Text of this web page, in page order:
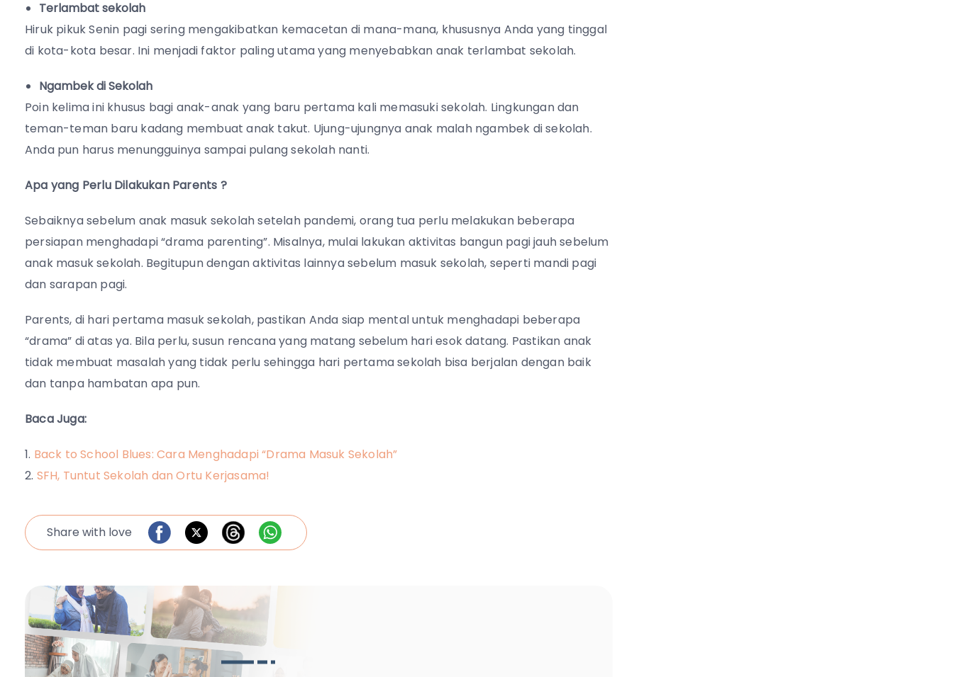
Terlambat sekolah
Hiruk pikuk Senin pagi sering mengakibatkan kemacetan di mana-mana, khususnya Anda yang tinggal
di kota-kota besar. Ini menjadi faktor paling utama yang menyebabkan anak terlambat sekolah.
Ngambek di Sekolah
Poin kelima ini khusus bagi anak-anak yang baru pertama kali memasuki sekolah. Lingkungan dan
teman-teman baru kadang membuat anak takut. Ujung-ujungnya anak malah ngambek di sekolah.
Anda pun harus menungguinya sampai pulang sekolah nanti.
Apa yang Perlu Dilakukan Parents ?
Sebaiknya sebelum anak masuk sekolah setelah pandemi, orang tua perlu melakukan beberapa
persiapan menghadapi “drama parenting”. Misalnya, mulai lakukan aktivitas bangun pagi jauh sebelum
anak masuk sekolah. Begitupun dengan aktivitas lainnya sebelum masuk sekolah, seperti mandi pagi
dan sarapan pagi.
Parents, di hari pertama masuk sekolah, pastikan Anda siap mental untuk menghadapi beberapa
“drama” di atas ya. Bila perlu, susun rencana yang matang sebelum hari esok datang. Pastikan anak
tidak membuat masalah yang tidak perlu sehingga hari pertama sekolah bisa berjalan dengan baik
dan tanpa hambatan apa pun.
Baca Juga:
Back to School Blues: Cara Menghadapi “Drama Masuk Sekolah”
SFH, Tuntut Sekolah dan Ortu Kerjasama!
Share with love